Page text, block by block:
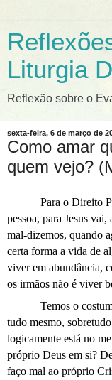
Liturgia
Reflexão sobre o
sexta-feira, 6 de março de
Como amar
quem vejo?
Para o Direito
pessoa, para Jesus
mal-dizemos, quando
certa forma a vida de
viver em abundância,
os irmãos não é viver
Temos o
tudo mesmo,
logicamente está no
próprio Deus em si?
faço mal ao próprio